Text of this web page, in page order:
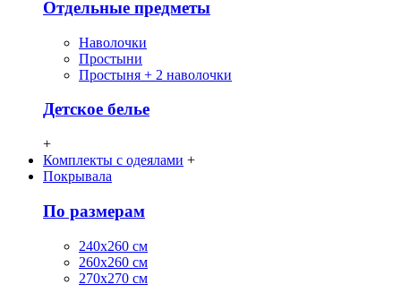
Отдельные предметы
Наволочки
Простыни
Простыня + 2 наволочки
Детское белье
+
Комплекты с одеялами +
Покрывала
По размерам
240х260 см
260х260 см
270х270 см